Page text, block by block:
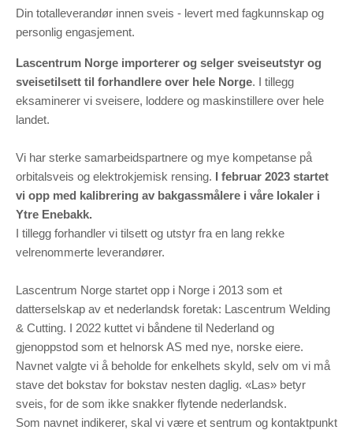
Din totalleverandør innen sveis - levert med fagkunnskap og
personlig engasjement.
Lascentrum Norge importerer og selger sveiseutstyr og
sveisetilsett til forhandlere over hele Norge. I tillegg
eksaminerer vi sveisere, loddere og maskinstillere over hele
landet.
Vi har sterke samarbeidspartnere og mye kompetanse på
orbitalsveis og elektrokjemisk rensing. I februar 2023 startet
vi opp med kalibrering av bakgassmålere i våre lokaler i
Ytre Enebakk.
I tillegg forhandler vi tilsett og utstyr fra en lang rekke
velrenommerte leverandører.
Lascentrum Norge startet opp i Norge i 2013 som et
datterselskap av et nederlandsk foretak: Lascentrum Welding
& Cutting. I 2022 kuttet vi båndene til Nederland og
gjenoppstod som et helnorsk AS med nye, norske eiere.
Navnet valgte vi å beholde for enkelhets skyld, selv om vi må
stave det bokstav for bokstav nesten daglig. «Las» betyr
sveis, for de som ikke snakker flytende nederlandsk.
Som navnet indikerer, skal vi være et sentrum og kontaktpunkt